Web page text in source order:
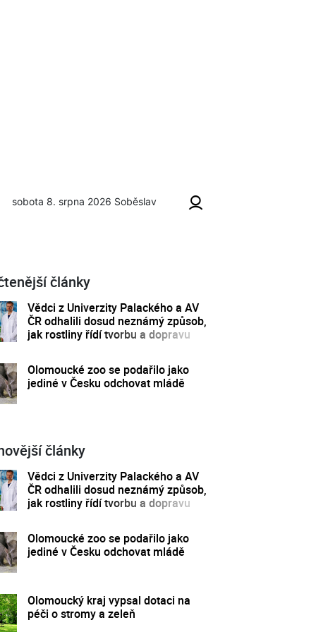
sobota 8. srpna 2026 Soběslav
články
Vědci z Univerzity Palackého a AV
ČR odhalili dosud neznámý způsob,
jak rostliny řídí tvorbu a dopravu
Olomoucké zoo se podařilo jako
jediné v Česku odchovat mládě
články
Vědci z Univerzity Palackého a AV
ČR odhalili dosud neznámý způsob,
jak rostliny řídí tvorbu a dopravu
Olomoucké zoo se podařilo jako
jediné v Česku odchovat mládě
Olomoucký kraj vypsal dotaci na
péči o stromy a zeleň